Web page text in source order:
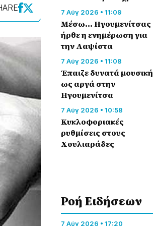
7 Αύγ 2026 • 11:09
Μέσω… Ηγουμενίτσας
ήρθε η ενημέρωση για
την Λαψίστα
7 Αύγ 2026 • 11:08
Έπαιζε δυνατά μουσική
ως αργά στην
Ηγουμενίτσα
7 Αύγ 2026 • 10:58
Κυκλοφοριακές
ρυθμίσεις στους
Χουλιαράδες
Ροή Eιδήσεων
7 Αύγ 2026 • 17:20